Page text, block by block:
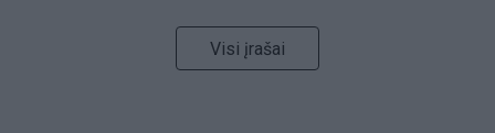
Visi įrašai